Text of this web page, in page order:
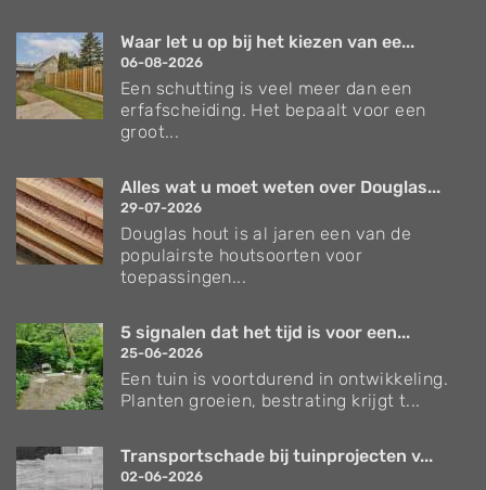
Waar let u op bij het kiezen van ee...
06-08-2026
Een schutting is veel meer dan een
erfafscheiding. Het bepaalt voor een
groot...
Alles wat u moet weten over Douglas...
29-07-2026
Douglas hout is al jaren een van de
populairste houtsoorten voor
toepassingen...
5 signalen dat het tijd is voor een...
25-06-2026
Een tuin is voortdurend in ontwikkeling.
Planten groeien, bestrating krijgt t...
Transportschade bij tuinprojecten v...
02-06-2026